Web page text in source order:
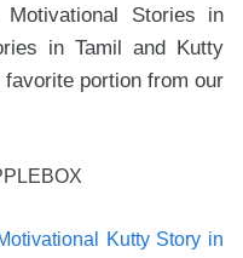
Stories in
in Tamil and Kutty
portion from our
Kutty Story in